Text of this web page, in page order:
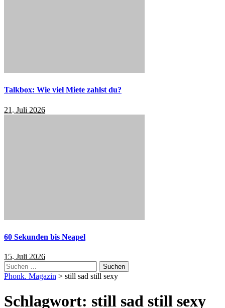
Talkbox: Wie viel Miete zahlst du?
21. Juli 2026
60 Sekunden bis Neapel
15. Juli 2026
Suchen
nach:
Phonk. Magazin > still sad still sexy
Schlagwort: still sad still sexy